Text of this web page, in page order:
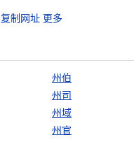
复制网址 更多
州伯
州司
州域
州官